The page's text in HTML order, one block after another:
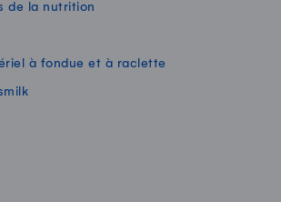
de la nutrition
à fondue et à raclette